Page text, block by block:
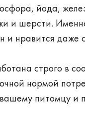
йода,
и шерсти.
и нравится
строго в
нормой
питомцу и